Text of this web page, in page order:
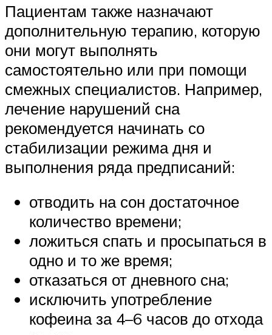
Пациентам также назначают
дополнительную терапию, которую
они могут выполнять
самостоятельно или при помощи
смежных специалистов. Например,
лечение нарушений сна
рекомендуется начинать со
стабилизации режима дня и
выполнения ряда предписаний:
отводить на сон достаточное
количество времени;
ложиться спать и просыпаться в
одно и то же время;
отказаться от дневного сна;
исключить употребление
кофеина за 4–6 часов до отхода